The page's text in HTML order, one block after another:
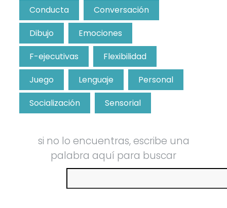
Conducta
Conversación
Dibujo
Emociones
F-ejecutivas
Flexibilidad
Juego
Lenguaje
Personal
Socialización
Sensorial
si no lo encuentras, escribe una
palabra aquí para buscar